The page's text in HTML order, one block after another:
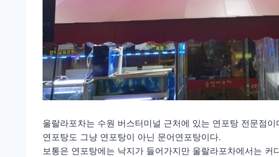
울랄라포차는 수원 버스터미널 근처에 있는 연포탕 전문점이
연포탕도 그냥 연포탕이 아닌 문어연포탕이다.
보통은 연포탕에는 낙지가 들어가지만 울랄라포차에서는